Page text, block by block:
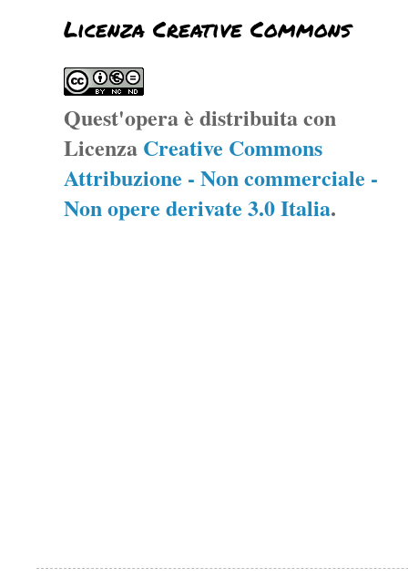
Licenza Creative Commons
Quest'opera è distribuita con
Licenza Creative Commons
Attribuzione - Non commerciale -
Non opere derivate 3.0 Italia.